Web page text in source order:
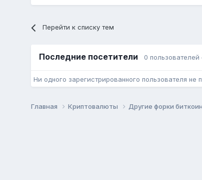
Перейти к списку тем
Последние посетители 0 пользователей
Ни одного зарегистрированного пользователя не
Главная Криптовалюты Другие форки